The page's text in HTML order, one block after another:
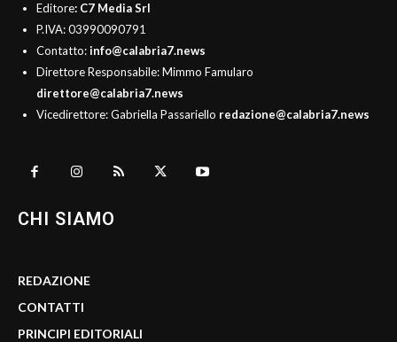
Editore: C7 Media Srl
P.IVA: 03990090791
Contatto:info@calabria7.news
Direttore Responsabile: Mimmo Famularo
direttore@calabria7.news
Vicedirettore: Gabriella Passariello redazione@calabria7.news
CHI SIAMO
REDAZIONE
CONTATTI
PRINCIPI EDITORIALI